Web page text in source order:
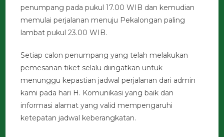
penumpang pada pukul 17.00 WIB dan kemudian
memulai perjalanan menuju Pekalongan paling
lambat pukul 23.00 WIB.
Setiap calon penumpang yang telah melakukan
pemesanan tiket selalu diingatkan untuk
menunggu kepastian jadwal perjalanan dari admin
kami pada hari H. Komunikasi yang baik dan
informasi alamat yang valid mempengaruhi
ketepatan jadwal keberangkatan.